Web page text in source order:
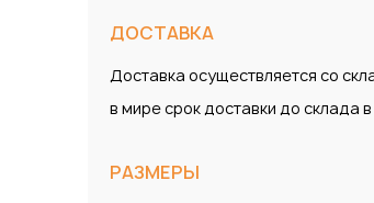
ДОСТАВКА
Доставка осуществляется со
в мире срок доставки до склада
РАЗМЕРЫ